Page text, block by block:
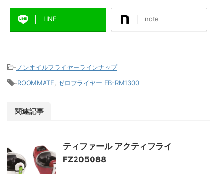
LINE note
- ノンオイルフライヤーラインナップ
-ROOMMATE ゼロフライヤー EB-RM1300
関連記事
ティファール アクティフライ
FZ205088